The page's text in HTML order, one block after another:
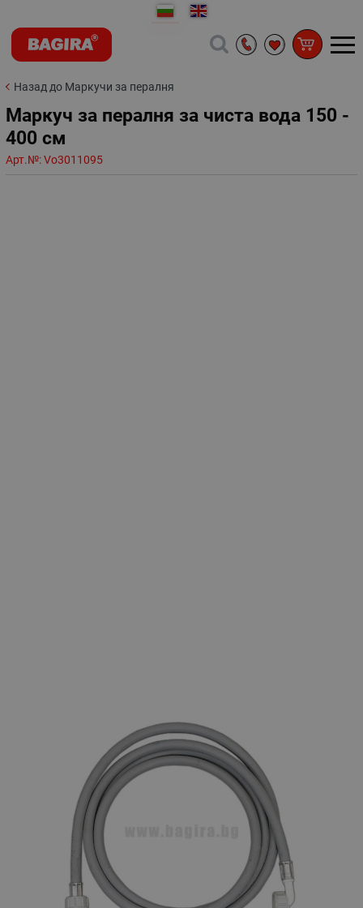
Назад до Маркучи за пералня
Маркуч за пералня за чиста вода 150 -
400 см
Арт.№:Vo3011095